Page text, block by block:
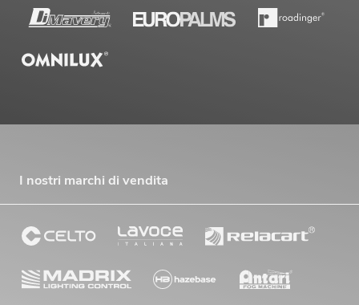
I nostri marchi di vendita